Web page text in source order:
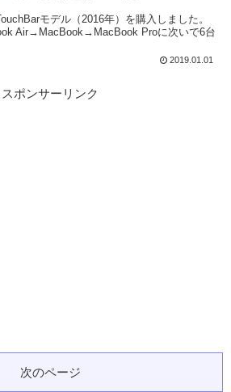
モデル（2016年）を購入しました。
Air→MacBook→MacBook Proに次いで6台
2019.01.01
スポンサーリンク
次のページ